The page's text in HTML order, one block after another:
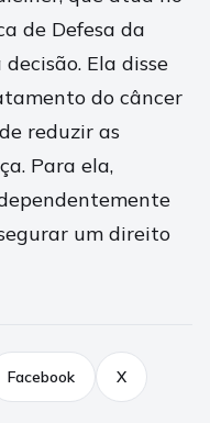
de Defesa da
Ela disse
do câncer
reduzir as
Para ela,
um direito
Facebook X